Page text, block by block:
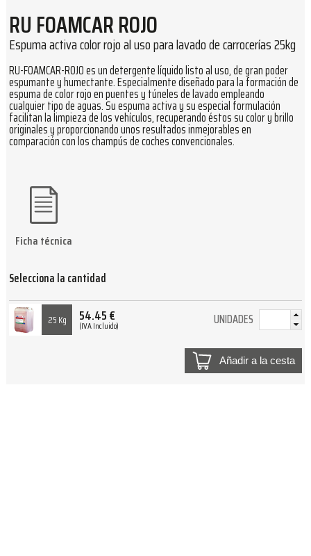
RU FOAMCAR ROJO
Espuma activa color rojo al uso para lavado de carrocerías 25kg
RU-FOAMCAR-ROJO es un detergente líquido listo al uso, de gran poder
espumante y humectante. Especialmente diseñado para la formación de
espuma de color rojo en puentes y túneles de lavado empleando
cualquier tipo de aguas. Su espuma activa y su especial formulación
facilitan la limpieza de los vehículos, recuperando éstos su color y brillo
originales y proporcionando unos resultados inmejorables en
comparación con los champús de coches convencionales.
Selecciona la cantidad
25 Kg 54.45€
(IVA Incluido) UNIDADES
Añadir a la cesta
Ficha técnica